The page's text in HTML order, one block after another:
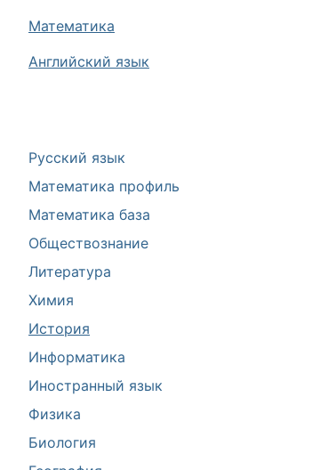
Русский язык
Математика профиль
Математика база
Обществознание
Литература
Химия
История
Информатика
Иностранный язык
Физика
Биология
Математика
Английский язык